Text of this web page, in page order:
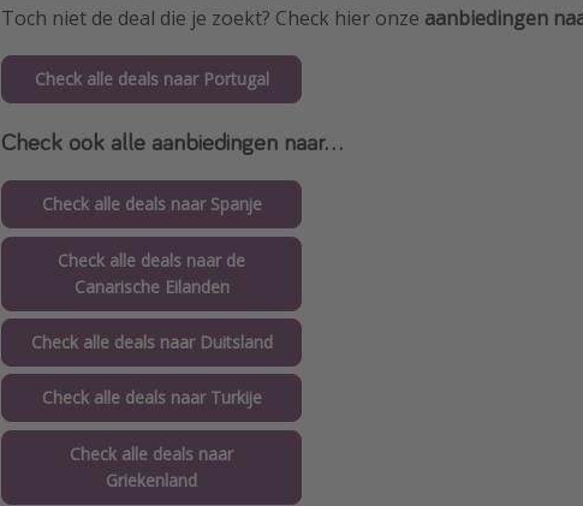
Toch niet de deal die je zoekt? Check hier onze aanbiedingen
Check alle deals naar Portugal
Check ook alle aanbiedingen naar...
Check alle deals naar Spanje
Check alle deals naar de
Canarische Eilanden
Check alle deals naar Duitsland
Check alle deals naar Turkije
Check alle deals naar
Griekenland